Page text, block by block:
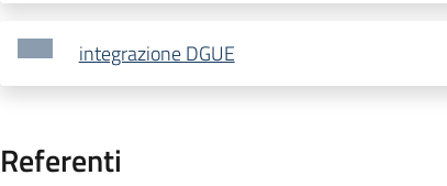
integrazione DGUE
Referenti